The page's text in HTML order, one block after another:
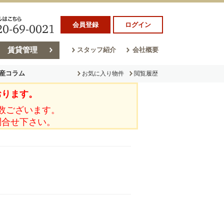
会員登録 ログイン
賃貸管理 スタッフ紹介 会社概要
コラム
ム
お気に入り物件 閲覧履歴
ます。
ざいます。
せ下さい。